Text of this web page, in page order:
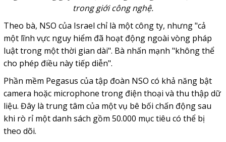
trong giới công nghệ.
Theo bà, NSO của Israel chỉ là một công ty, nhưng "cả
một lĩnh vực nguy hiểm đã hoạt động ngoài vòng pháp
luật trong một thời gian dài". Bà nhấn mạnh "không thể
cho phép điều này tiếp diễn".
Phần mềm Pegasus của tập đoàn NSO có khả năng bật
camera hoặc microphone trong điện thoại và thu thập dữ
liệu. Đây là trung tâm của một vụ bê bối chấn động sau
khi rò rỉ một danh sách gồm 50.000 mục tiêu có thể bị
theo dõi.